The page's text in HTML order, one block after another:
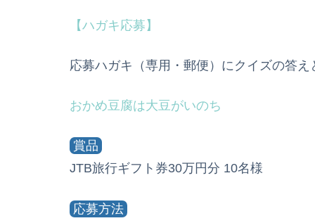
【ハガキ応募】
応募ハガキ（専用・郵便）にクイズの答
おかめ豆腐は大豆がいのち
賞品
JTB旅行ギフト券30万円分 10名様
応募方法